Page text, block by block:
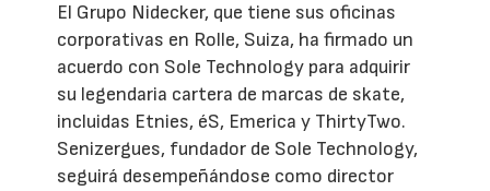
El Grupo Nidecker, que tiene sus oficinas
corporativas en Rolle, Suiza, ha firmado un
acuerdo con Sole Technology para adquirir
su legendaria cartera de marcas de skate,
incluidas Etnies, éS, Emerica y ThirtyTwo.
Senizergues, fundador de Sole Technology,
seguirá desempeñándose como director